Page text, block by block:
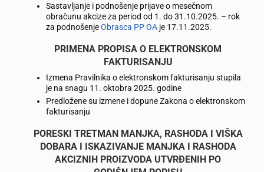
Sastavljanje i podnošenje prijave o mesečnom
obračunu akcize za period od 1. do 31.10.2025. – rok
za podnošenjeObrasca PP OA je 17.11.2025.
PRIMENA PROPISA O ELEKTRONSKOM
FAKTURISANJU
Izmena Pravilnika o elektronskom fakturisanju stupila
je na snagu 11. oktobra 2025. godine
Predložene su izmene i dopune Zakona o elektronskom
fakturisanju
PORESKI TRETMAN MANJKA, RASHODA I VIŠKA
DOBARA I ISKAZIVANJE MANJKA I RASHODA
AKCIZNIH PROIZVODA UTVRĐENIH PO